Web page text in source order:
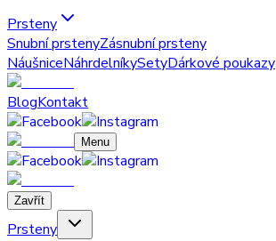
Prsteny
Snubní prstenyZásnubní prsteny
NáušniceNáhrdelníkySetyDárkové poukazy
BlogKontakt
Menu
Zavřít
Prsteny